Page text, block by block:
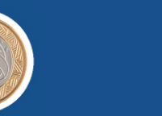
com a sua ajuda
pessoas.